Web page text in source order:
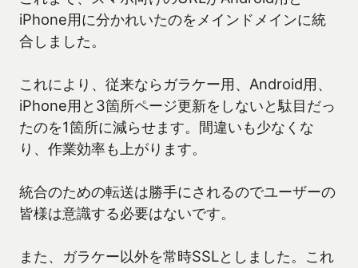
iPhone用に分かれいたのをメインドメインに統
合しました。
これにより、従来ならガラケー用、Android用、
iPhone用と3箇所ページ更新をしないと駄目だっ
たのを1箇所に減らせます。間違いも少なくな
り、作業効率も上がります。
統合のための転送は勝手にされるのでユーザーの
皆様は意識する必要はないです。
また、ガラケー以外を常時SSLとしました。これ